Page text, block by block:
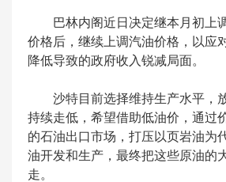
巴林内阁近日决定继本月初上
价格后，继续上调汽油价格，以应
降低导致的政府收入锐减局面。
沙特目前选择维持生产水平，
持续走低，希望借助低油价，通过
的石油出口市场，打压以页岩油为
油开发和生产，最终把这些原油的
走。